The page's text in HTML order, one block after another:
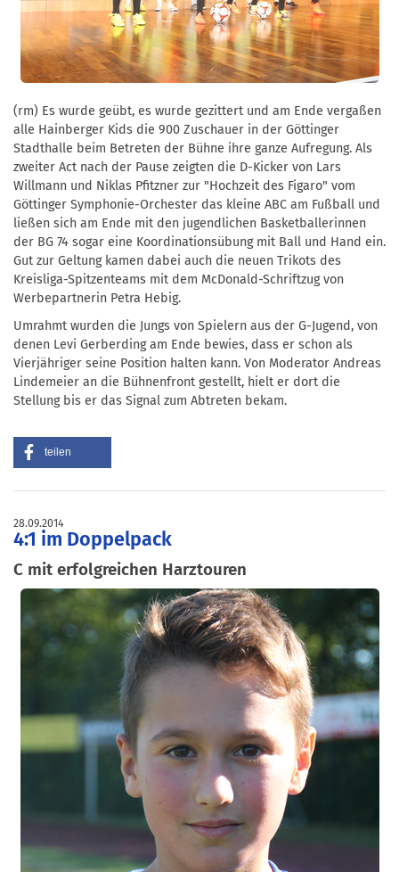
(rm) Es wurde geübt, es wurde gezittert und am Ende vergaßen
alle Hainberger Kids die 900 Zuschauer in der Göttinger
Stadthalle beim Betreten der Bühne ihre ganze Aufregung. Als
zweiter Act nach der Pause zeigten die D-Kicker von Lars
Willmann und Niklas Pfitzner zur "Hochzeit des Figaro" vom
Göttinger Symphonie-Orchester das kleine ABC am Fußball und
ließen sich am Ende mit den jugendlichen Basketballerinnen
der BG 74 sogar eine Koordinationsübung mit Ball und Hand ein.
Gut zur Geltung kamen dabei auch die neuen Trikots des
Kreisliga-Spitzenteams mit dem McDonald-Schriftzug von
Werbepartnerin Petra Hebig.
Umrahmt wurden die Jungs von Spielern aus der G-Jugend, von
denen Levi Gerberding am Ende bewies, dass er schon als
Vierjähriger seine Position halten kann. Von Moderator Andreas
Lindemeier an die Bühnenfront gestellt, hielt er dort die
Stellung bis er das Signal zum Abtreten bekam.
teilen
28.09.2014
4:1 im Doppelpack
C mit erfolgreichen Harztouren